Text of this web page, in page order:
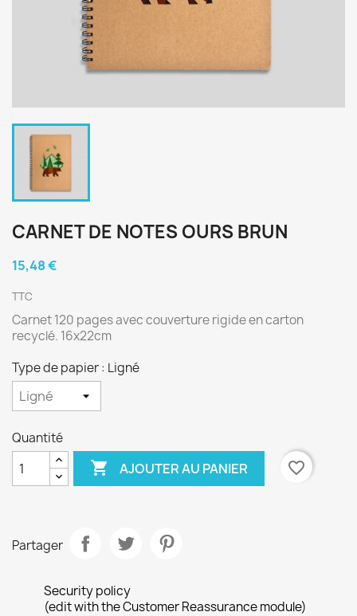
CARNET DE NOTES OURS BRUN
15,48 €
TTC
Carnet 120 pages avec couverture rigide en carton
recyclé. 16x22cm
Type de papier : Ligné
Quantité
 AJOUTER AU PANIER favorite_border
Partager
Security policy
(edit with the Customer Reassurance module)